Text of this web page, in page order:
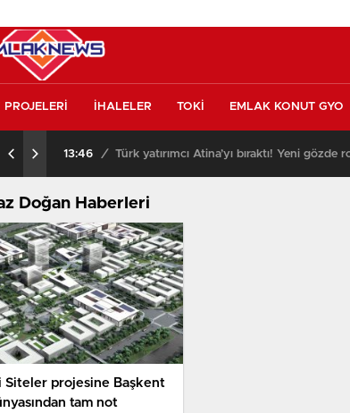
PROJELERİ İHALELER TOKİ EMLAK KONUT GYO
13:46 / Türk yatırımcı Atina’yı bıraktı! Yeni gözde
Doğan Haberleri
Siteler projesine Başkent
tam not